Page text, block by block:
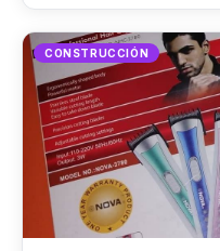
CONSTRUCCIÓN